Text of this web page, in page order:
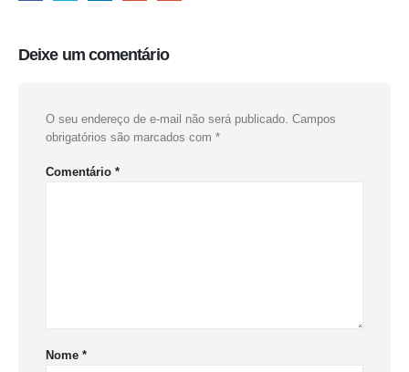
Deixe um comentário
O seu endereço de e-mail não será publicado. Campos
obrigatórios são marcados com *
Comentário *
Nome *